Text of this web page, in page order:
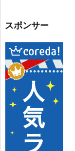
スポンサー